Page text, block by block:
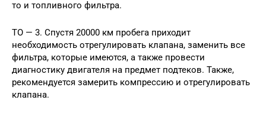
то и топливного фильтра.
ТО — 3. Спустя 20000 км пробега приходит
необходимость отрегулировать клапана, заменить все
фильтра, которые имеются, а также провести
диагностику двигателя на предмет подтеков. Также,
рекомендуется замерить компрессию и отрегулировать
клапана.